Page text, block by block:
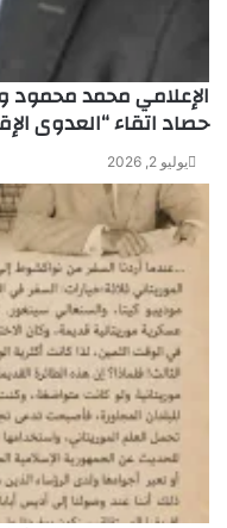
الإعلامي محمد محمود
حصاد اتقاء “العدوى
يوليو 2, 2026